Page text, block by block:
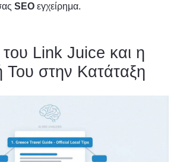
SEO εγχείρημα.
Link Juice και η
Του στην Κατάταξη